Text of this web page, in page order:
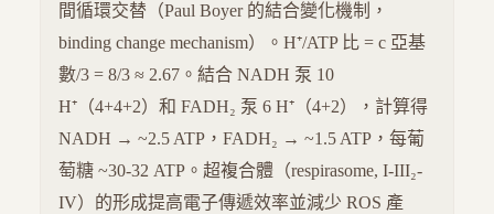
間循環交替（Paul Boyer 的結合變化機制，
binding change mechanism）。H⁺/ATP 比 = c 亞基
數/3 = 8/3 ≈ 2.67。結合 NADH 泵 10
H⁺（4+4+2）和 FADH₂ 泵 6 H⁺（4+2），計算得
NADH → ~2.5 ATP，FADH₂ → ~1.5 ATP，每葡
萄糖 ~30-32 ATP。超複合體（respirasome, I-III₂-
IV）的形成提高電子傳遞效率並減少 ROS 產